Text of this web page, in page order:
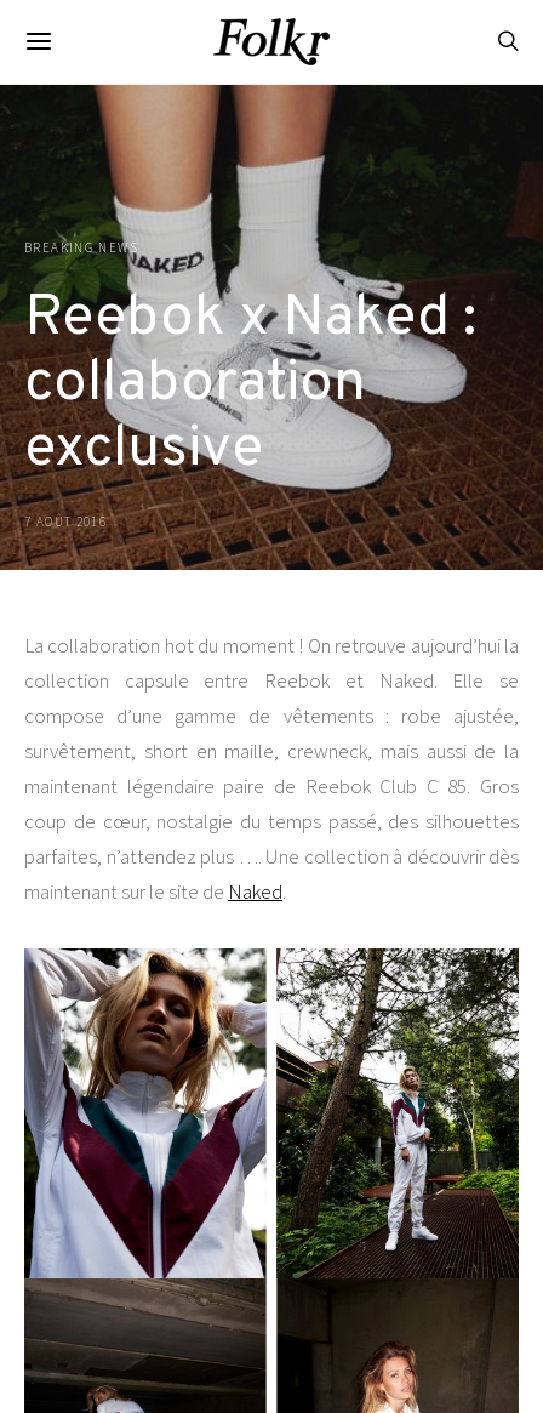
BREAKING NEWS
Reebok x Naked :
collaboration
exclusive
7 AOÛT 2016
La collaboration hot du moment ! On retrouve aujourd’hui la
collection capsule entre Reebok et Naked. Elle se
compose d’une gamme de vêtements : robe ajustée,
survêtement, short en maille, crewneck, mais aussi de la
maintenant légendaire paire de Reebok Club C 85. Gros
coup de cœur, nostalgie du temps passé, des silhouettes
parfaites, n’attendez plus …. Une collection à découvrir dès
maintenant sur le site de Naked.